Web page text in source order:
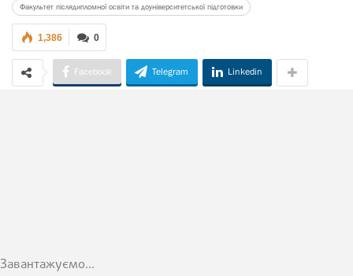
Факультет післядипломної освіти та доуніверситетської підготовки
0
1,386
Facebook Telegram Linkedin
Завантажуємо...